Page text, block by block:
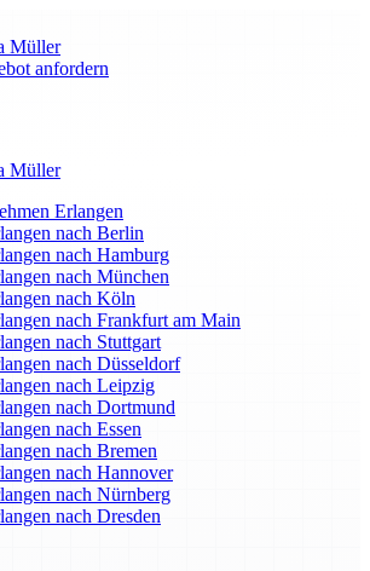
Müller
anfordern
Müller
Erlangen
nach Berlin
nach Hamburg
nach München
nach Köln
nach Frankfurt am Main
nach Stuttgart
nach Düsseldorf
nach Leipzig
nach Dortmund
nach Essen
nach Bremen
nach Hannover
nach Nürnberg
nach Dresden